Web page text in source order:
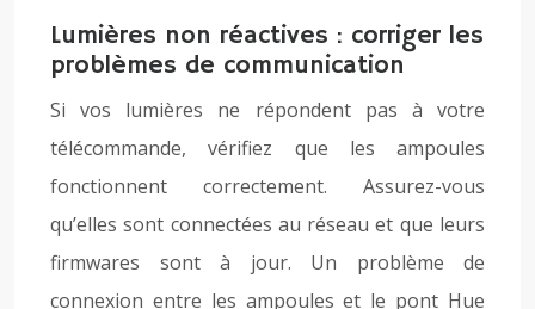
Lumières non réactives : corriger les
problèmes de communication
Si vos lumières ne répondent pas à votre
télécommande, vérifiez que les ampoules
fonctionnent correctement. Assurez-vous
qu’elles sont connectées au réseau et que leurs
firmwares sont à jour. Un problème de
connexion entre les ampoules et le pont Hue